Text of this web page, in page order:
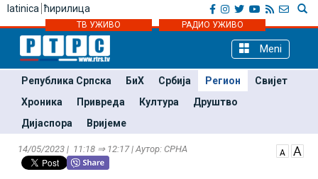
latinica ћирилица
ТВ УЖИВО РАДИО УЖИВО
Meni
Република Српска БиХ Србија Регион
Свијет
Хроника
Привреда Култура
Друштво
Дијаспора
Вријеме
14/05/2023 | 11:18 ⇒ 12:17 | Аутор: СРНА